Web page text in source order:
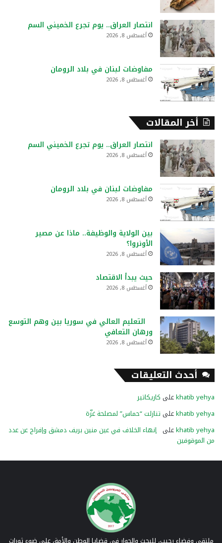
انتصار العراق.. يوم تجرع الخميني السم
أغسطس 8, 2026
مفاوضات لبنان في بلاد الرومان
أغسطس 8, 2026
أخر المقالات
انتصار العراق.. يوم تجرع الخميني السم
أغسطس 8, 2026
مفاوضات لبنان في بلاد الرومان
أغسطس 8, 2026
بين الولاية والوظيفة.. ماذا عن مصير
الأونروا؟
أغسطس 8, 2026
حيث يبدأ الاقتصاد
أغسطس 8, 2026
التعليم العالي في سوريا بين وهم التوسع
ورهان التعافي
أغسطس 8, 2026
أحدث التعليقات
khatib yehyaعلى كاريكاتير
khatib yehyaعلى تنازلت “حماس” لمصلحة غزّة
khatib yehyaعلى إنهاء الخلاف في عين منين بريف دمشق وإفراج عن عدد
من الموقوفين